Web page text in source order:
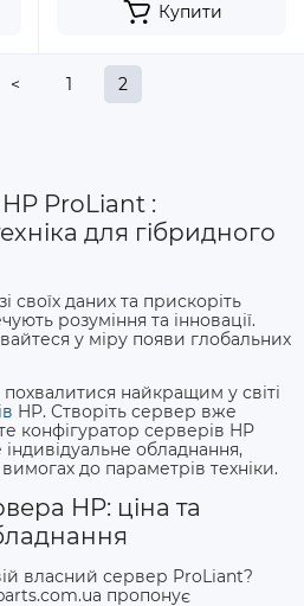
Купити
< 1 2
HP ProLiant :
для гібридного
своїх даних та прискоріть
розуміння та інновації.
у міру появи глобальних
найкращим у світі
HP. Створіть сервер вже
конфігуратор серверів HP
індивідуальне обладнання,
до параметрів техніки.
HP: ціна та
власний сервер ProLiant?
пропонує